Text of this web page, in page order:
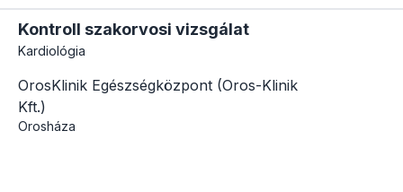
Kontroll szakorvosi vizsgálat
Kardiológia
OrosKlinik Egészségközpont (Oros-Klinik
Kft.)
Orosháza